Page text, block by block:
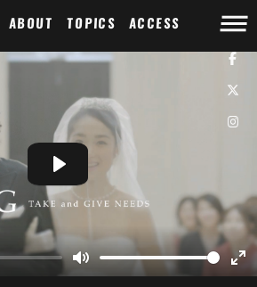
ABOUT TOPICS ACCESS
Mute
Play